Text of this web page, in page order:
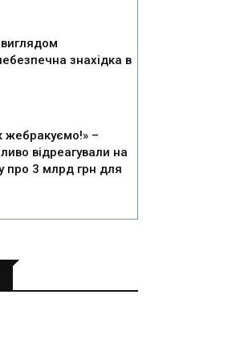
виглядом
знахідка в
жебракуємо!» –
відреагували на
про 3 млрд грн для